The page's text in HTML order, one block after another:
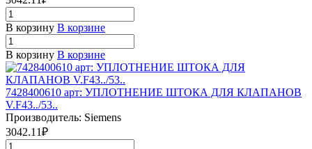
В корзину В корзине
В корзину В корзине
7428400610 арт: УПЛОТНЕНИЕ ШТОКА ДЛЯ КЛАПАНОВ
V.F43../53..
Производитель: Siemens
3042.11₽